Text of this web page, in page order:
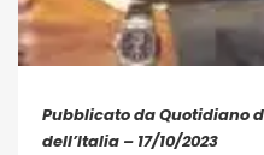
Pubblicato da Quotidiano
dell’Italia – 17/10/2023